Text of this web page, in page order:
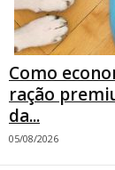
Como
ração
da...
05/08/2026